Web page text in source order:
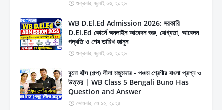
শুক্রবার, জুলাই ০৩, ২০২৬
WB D.El.Ed Admission 2026: সরকারি
D.El.Ed কোর্সে অনলাইন আবেদন শুরু, যোগ্যতা, আবেদন
পদ্ধতি ও শেষ তারিখ জানুন
শুক্রবার, জুলাই ০৩, ২০২৬
বুনো হাঁস (গল্প) লীলা মজুমদার - পঞ্চম শ্রেণীর বাংলা প্রশ্ন ও
উত্তর | WB Class 5 Bengali Buno Has
Question and Answer
সোমবার, মে ১২, ২০২৫